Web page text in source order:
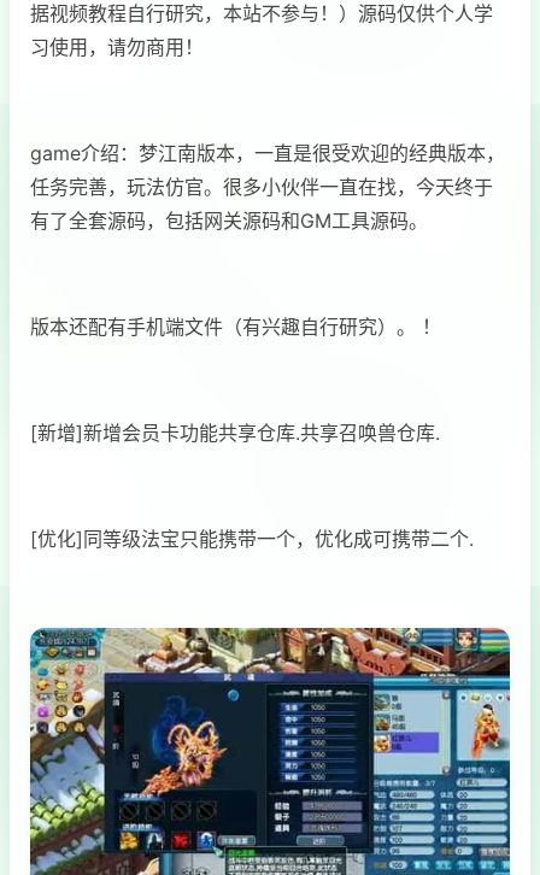
据视频教程自行研究，本站不参与！）源码仅供个人学
习使用，请勿商用！
game介绍：梦江南版本，一直是很受欢迎的经典版本，
任务完善，玩法仿官。很多小伙伴一直在找，今天终于
有了全套源码，包括网关源码和GM工具源码。
版本还配有手机端文件（有兴趣自行研究）。 ！
[新增]新增会员卡功能共享仓库.共享召唤兽仓库.
[优化]同等级法宝只能携带一个，优化成可携带二个.